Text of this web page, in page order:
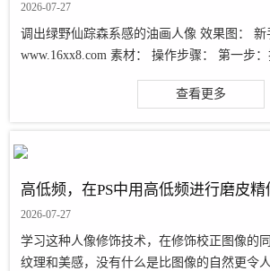
2026-07-27
调出绿野仙踪森系感的油画人像 效果图： 新
www.16xx8.com 素材： 操作步骤： 第一步
查看更多
高低频，在PS中用高低频进行磨皮精
2026-07-27
学习这种人像修饰技术，在修饰校正图像的
纹理和美感，没有什么是比图像的自然更令